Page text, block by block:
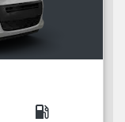
local_gas_station